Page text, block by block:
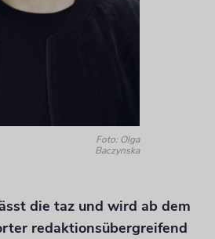
Foto: Olga
Baczynska
die taz und wird ab dem
redaktionsübergreifend